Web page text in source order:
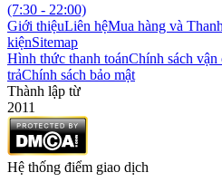
(7:30 - 22:00)
Giới thiệuLiên hệMua hàng và
kiệnSitemap
Hình thức thanh toánChính sách vận
trảChính sách bảo mật
Thành lập từ
2011
Hệ thống điểm giao dịch